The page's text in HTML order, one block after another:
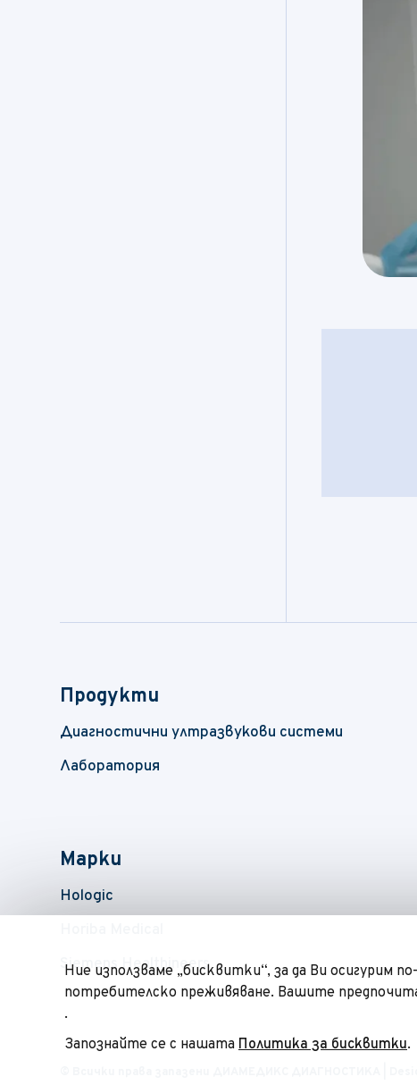
Продукти
Диагностични ултразвукови системи
Лаборатория
Марки
Hologic
Siemens Healthineers
Ние използваме „бисквитки“, за да Ви осигурим
потребителско преживяване. Вашите
.
Запознайте се с нашата Политика за бисквитки.